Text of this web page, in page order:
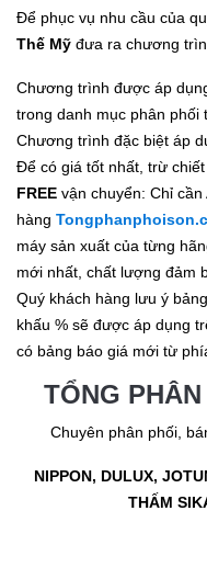
Để phục vụ nhu cầu của
Thế Mỹ đưa ra chương
Chương trình được áp
trong danh mục phân phối
Chương trình đặc biệt áp
Để có giá tốt nhất, trừ
FREE vận chuyển: Chỉ cần
hàng
máy sản xuất của từng
mới nhất, chất lượng đảm
Quý khách hàng lưu ý
khấu % sẽ được áp dụng
có bảng báo giá mới từ
TỔNG
Chuyên phân phối,
NIPPON, DULUX,
THẤM